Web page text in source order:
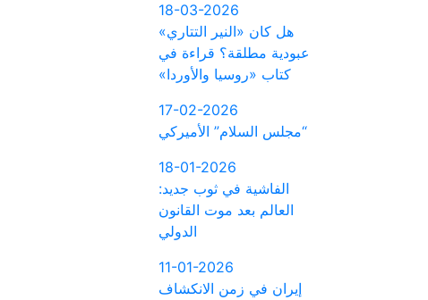
18-03-2026
هل كان «النير التتاري»
عبودية مطلقة؟ قراءة في
كتاب «روسيا والأوردا»
17-02-2026
“مجلس السلام” الأميركي
18-01-2026
الفاشية في ثوب جديد:
العالم بعد موت القانون
الدولي
11-01-2026
إيران في زمن الانكشاف